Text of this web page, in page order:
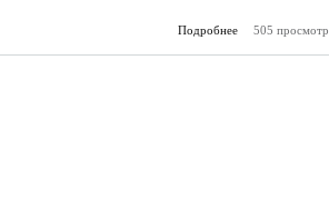
Подробнее
о
505